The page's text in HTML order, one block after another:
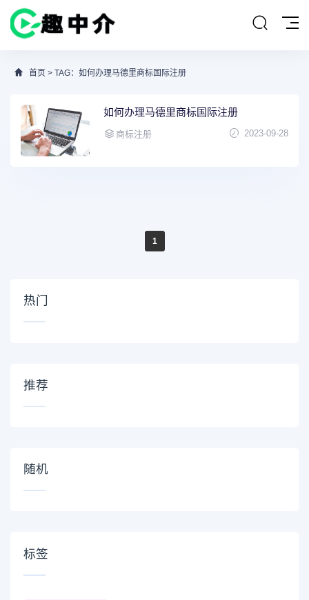
首页 > TAG：如何办理马德里商标国际注册
如何办理马德里商标国际注册
商标注册 2023-09-28
1
热门
推荐
随机
标签